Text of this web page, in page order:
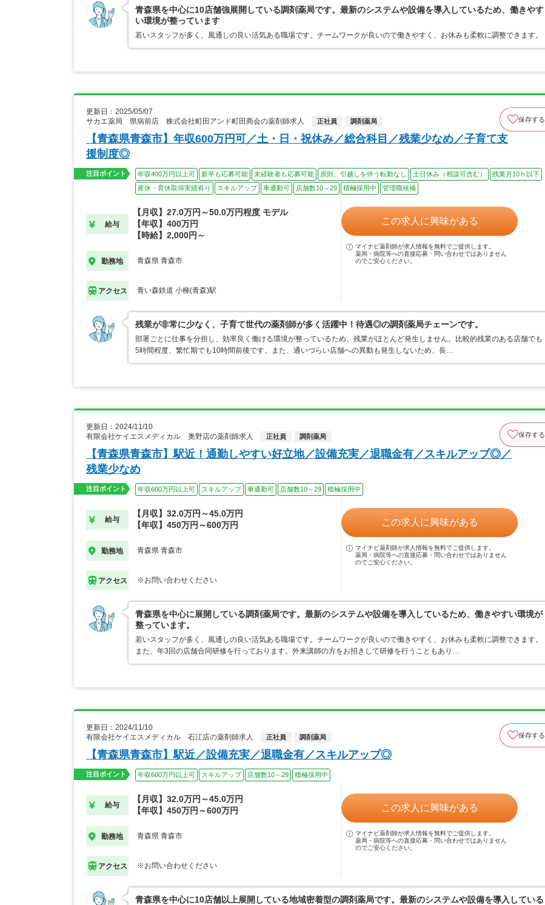
青森県を中心に10店舗強展開している調剤薬局です。最新のシステムや設備を導入しているため、働きやす
い環境が整っています
若いスタッフが多く、風通しの良い活気ある職場です。チームワークが良いので働きやすく、お休みも柔軟に調整できます。
更新日：2025/05/07
サカエ薬局 県病前店 株式会社町田アンド町田商会の薬剤師求人
正社員 調剤薬局 保存する
【青森県青森市】年収600万円可／土・日・祝休み／総合科目／残業少なめ／子育て支
援制度◎
注目ポイント 年収400万円以上可 新卒も応募可能 未経験者も応募可能 原則、引越しを伴う転勤なし 土日休み（相談可含む）
残業月10ｈ以下
産休・育休取得実績有り
スキルアップ 車通勤可 店舗数10～29 積極採用中 管理職候補
給与
【月収】27.0万円～50.0万円程度 モデル
【年収】400万円
【時給】2,000円～
勤務地 青森県 青森市
アクセス 青い森鉄道 小柳(青森)駅
この求人に興味がある
マイナビ薬剤師が求人情報を無料でご提供します。
薬局・病院等への直接応募・問い合わせではありません
のでご安心ください。
残業が非常に少なく、子育て世代の薬剤師が多く活躍中！待遇◎の調剤薬局チェーンです。
部署ごとに仕事を分担し、効率良く働ける環境が整っているため、残業がほとんど発生しません。比較的残業のある店舗でも
5時間程度、繁忙期でも10時間前後です。また、通いづらい店舗への異動も発生しないため、長…
更新日：2024/11/10
有限会社ケイエスメディカル 奥野店の薬剤師求人
正社員 調剤薬局 保存する
【青森県青森市】駅近！通勤しやすい好立地／設備充実／退職金有／スキルアップ◎／
残業少なめ
注目ポイント 年収600万円以上可 スキルアップ 車通勤可 店舗数10～29 積極採用中
給与
【月収】32.0万円～45.0万円
【年収】450万円～600万円
勤務地 青森県 青森市
アクセス ※お問い合わせください
この求人に興味がある
マイナビ薬剤師が求人情報を無料でご提供します。
薬局・病院等への直接応募・問い合わせではありません
のでご安心ください。
青森県を中心に展開している調剤薬局です。最新のシステムや設備を導入しているため、働きやすい環境が
整っています。
若いスタッフが多く、風通しの良い活気ある職場です。チームワークが良いので働きやすく、お休みも柔軟に調整できます。
また、年3回の店舗合同研修を行っております。外来講師の方をお招きして研修を行うこともあり…
更新日：2024/11/10
有限会社ケイエスメディカル 石江店の薬剤師求人
正社員 調剤薬局 保存する
【青森県青森市】駅近／設備充実／退職金有／スキルアップ◎
注目ポイント 年収600万円以上可 スキルアップ 店舗数10～29 積極採用中
給与
【月収】32.0万円～45.0万円
【年収】450万円～600万円
勤務地 青森県 青森市
アクセス ※お問い合わせください
この求人に興味がある
マイナビ薬剤師が求人情報を無料でご提供します。
薬局・病院等への直接応募・問い合わせではありません
のでご安心ください。
青森県を中心に10店舗以上展開している地域密着型の調剤薬局です。最新のシステムや設備を導入している